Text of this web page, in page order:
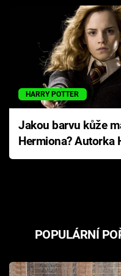
HARRY POTTER
Jakou barvu kůže
Hermiona? Autorka
Pottera přišla s
POPULÁRNÍ